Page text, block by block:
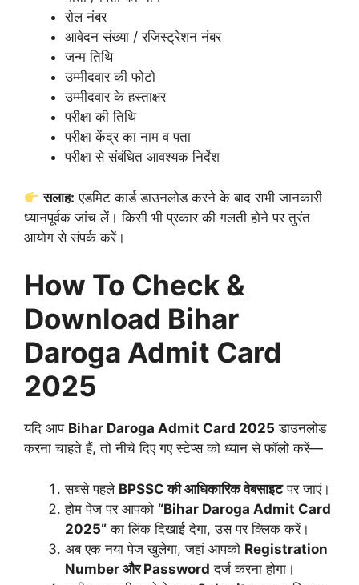
रोल नंबर
आवेदन संख्या / रजिस्ट्रेशन नंबर
जन्म तिथि
उम्मीदवार की फोटो
उम्मीदवार के हस्ताक्षर
परीक्षा की तिथि
परीक्षा केंद्र का नाम व पता
परीक्षा से संबंधित आवश्यक निर्देश
सलाह: एडमिट कार्ड डाउनलोड करने के बाद सभी जानकारी
ध्यानपूर्वक जांच लें। किसी भी प्रकार की गलती होने पर तुरंत
आयोग से संपर्क करें।
How To Check &
Download Bihar
Daroga Admit Card
2025
यदि आप Bihar Daroga Admit Card 2025 डाउनलोड
करना चाहते हैं, तो नीचे दिए गए स्टेप्स को ध्यान से फॉलो करें—
सबसे पहले BPSSC की आधिकारिक वेबसाइटपर जाएं।
होम पेज पर आपको “Bihar Daroga Admit Card
2025” का लिंक दिखाई देगा, उस पर क्लिक करें।
अब एक नया पेज खुलेगा, जहां आपको Registration
Number और Password दर्ज करना होगा।